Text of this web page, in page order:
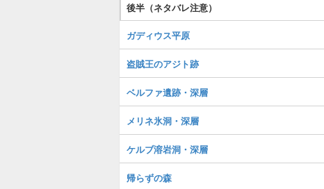
後半（ネタバレ注意）
ガディウス平原
盗賊王のアジト跡
ベルファ遺跡・深層
メリネ氷洞・深層
ケルブ溶岩洞・深層
帰らずの森